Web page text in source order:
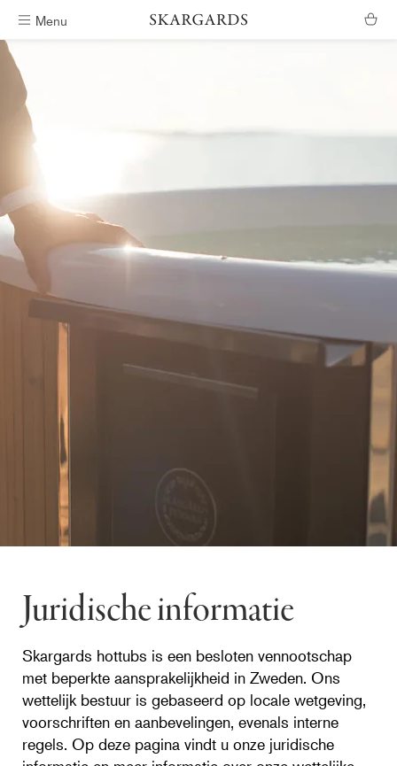
Menu Verzending binnen #ShippingTimeGeneral
Juridische informatie
Skargards hottubs is een besloten vennootschap
met beperkte aansprakelijkheid in Zweden. Ons
wettelijk bestuur is gebaseerd op locale wetgeving,
voorschriften en aanbevelingen, evenals interne
regels. Op deze pagina vindt u onze juridische